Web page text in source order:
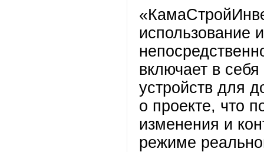
использование
включает в
устройств для
о проекте, что
изменения и
режиме